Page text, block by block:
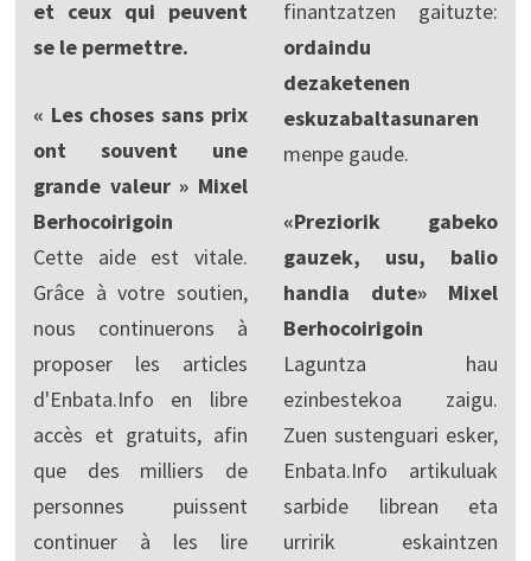
et ceux qui peuvent
se le permettre.
« Les choses sans prix
ont souvent une
grande valeur » Mixel
Berhocoirigoin
Cette aide est vitale.
Grâce à votre soutien,
nous continuerons à
proposer les articles
d'Enbata.Info en libre
accès et gratuits, afin
que des milliers de
personnes puissent
continuer à les lire
finantzatzen gaituzte:
ordaindu
dezaketenen
eskuzabaltasunaren
menpe gaude.
«Preziorik gabeko
gauzek, usu, balio
handia dute» Mixel
Berhocoirigoin
Laguntza hau
ezinbestekoa zaigu.
Zuen sustenguari esker,
Enbata.Info artikuluak
sarbide librean eta
urririk eskaintzen